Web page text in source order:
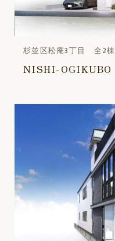
杉並区松庵3丁目 全2棟
NISHI-OGIKUBO